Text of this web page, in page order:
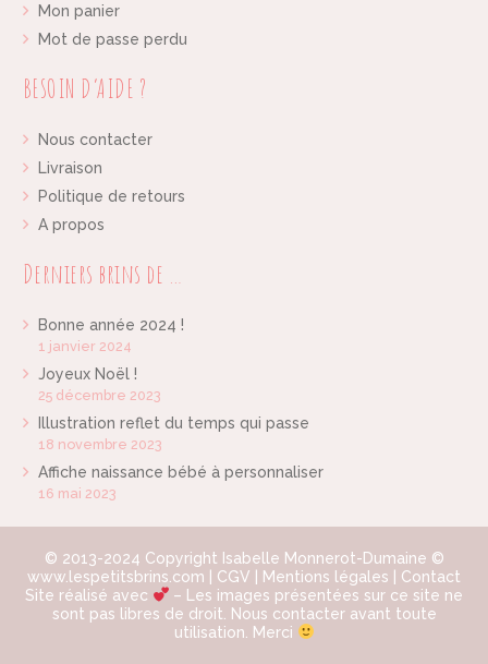
Mon panier
Mot de passe perdu
BESOIN D’AIDE ?
Nous contacter
Livraison
Politique de retours
A propos
Derniers brins de …
Bonne année 2024 !
1 janvier 2024
Joyeux Noël !
25 décembre 2023
Illustration reflet du temps qui passe
18 novembre 2023
Affiche naissance bébé à personnaliser
16 mai 2023
© 2013-2024 Copyright Isabelle Monnerot-Dumaine ©
www.lespetitsbrins.com | CGV Mentions légales
Contact
Site réalisé avec
– Les images présentées sur ce site ne
sont pas libres de droit. Nous contacter avant toute
utilisation. Merci